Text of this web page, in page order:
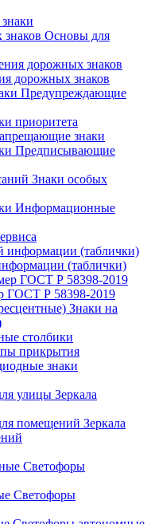
Основы для
дорожных знаков
Предупреждающие
приоритета
знаки
Предписывающие
Знаки особых
Информационные
(таблички)
ГОСТ Р 58398-2019
Знаки на
столбики
прикрытия
знаки
Зеркала
Зеркала
Светофоры
Светофоры